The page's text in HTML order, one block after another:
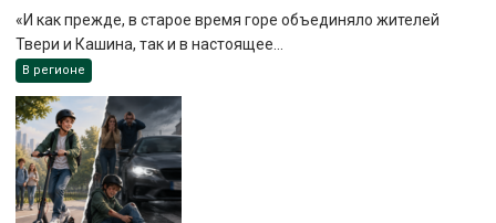
«И как прежде, в старое время горе объединяло жителей
Твери и Кашина, так и в настоящее...
В регионе